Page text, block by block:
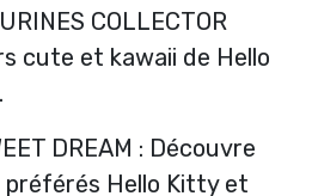
COLLECTOR
cute et kawaii de Hello
DREAM : Découvre
préférés Hello Kitty et